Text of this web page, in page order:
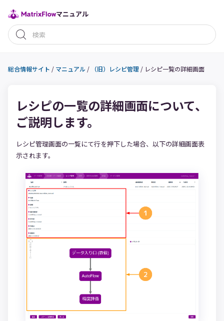
マニュアル
総合情報サイト / マニュアル / （旧）レシピ管理 / レシピ一覧の詳細画面
レシピの一覧の詳細画面について、
ご説明します。
レシピ管理画面の一覧にて行を押下した場合、以下の詳細画面表
示されます。